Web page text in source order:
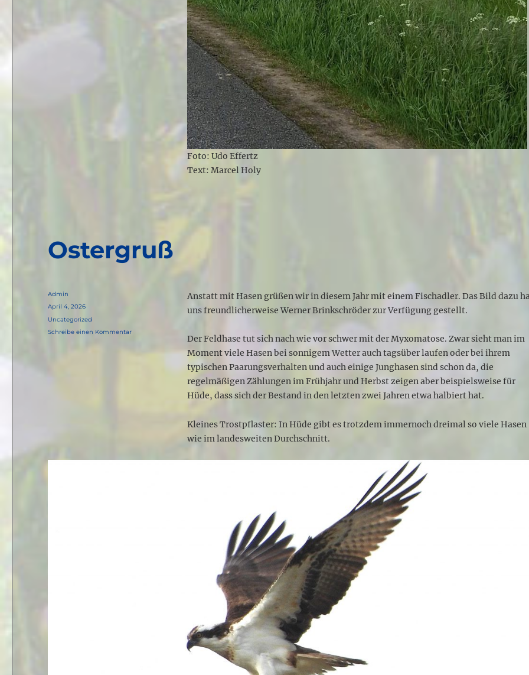
Foto: Udo Effertz
Text: Marcel Holy
Ostergruß
Anstatt mit Hasen grüßen wir in diesem Jahr mit einem Fischadler. Das Bild dazu
uns freundlicherweise Werner Brinkschröder zur Verfügung gestellt.
Der Feldhase tut sich nach wie vor schwer mit der Myxomatose. Zwar sieht man im
Moment viele Hasen bei sonnigem Wetter auch tagsüber laufen oder bei ihrem
typischen Paarungsverhalten und auch einige Junghasen sind schon da, die
regelmäßigen Zählungen im Frühjahr und Herbst zeigen aber beispielsweise für
Hüde, dass sich der Bestand in den letzten zwei Jahren etwa halbiert hat.
Kleines Trostpflaster: In Hüde gibt es trotzdem immernoch dreimal so viele Hasen
wie im landesweiten Durchschnitt.
Autor
Admin
Veröffentlicht
April 4, 2026
Kategorien
Uncategorized
Schreibe einen Kommentarzu